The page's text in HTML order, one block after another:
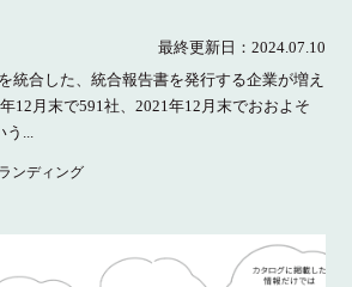
最終更新日： 2024.07.10
統合した、統合報告書を発行する企業が増え
12月末で591社、2021年12月末でおおよそ
う...
ンディング